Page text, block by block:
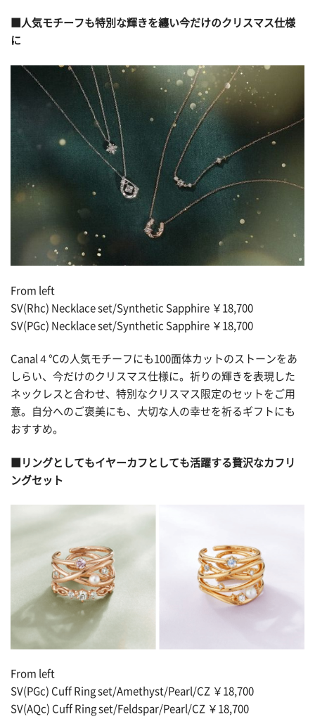
■人気モチーフも特別な輝きを纏い今だけのクリスマス仕様
に
From left
SV(Rhc) Necklace set/Synthetic Sapphire ￥18,700
SV(PGc) Necklace set/Synthetic Sapphire ￥18,700
Canal４℃の人気モチーフにも100面体カットのストーンをあ
しらい、今だけのクリスマス仕様に。祈りの輝きを表現した
ネックレスと合わせ、特別なクリスマス限定のセットをご用
意。自分へのご褒美にも、大切な人の幸せを祈るギフトにも
おすすめ。
■リングとしてもイヤーカフとしても活躍する贅沢なカフリ
ングセット
From left
SV(PGc) Cuff Ring set/Amethyst/Pearl/CZ ￥18,700
SV(AQc) Cuff Ring set/Feldspar/Pearl/CZ ￥18,700